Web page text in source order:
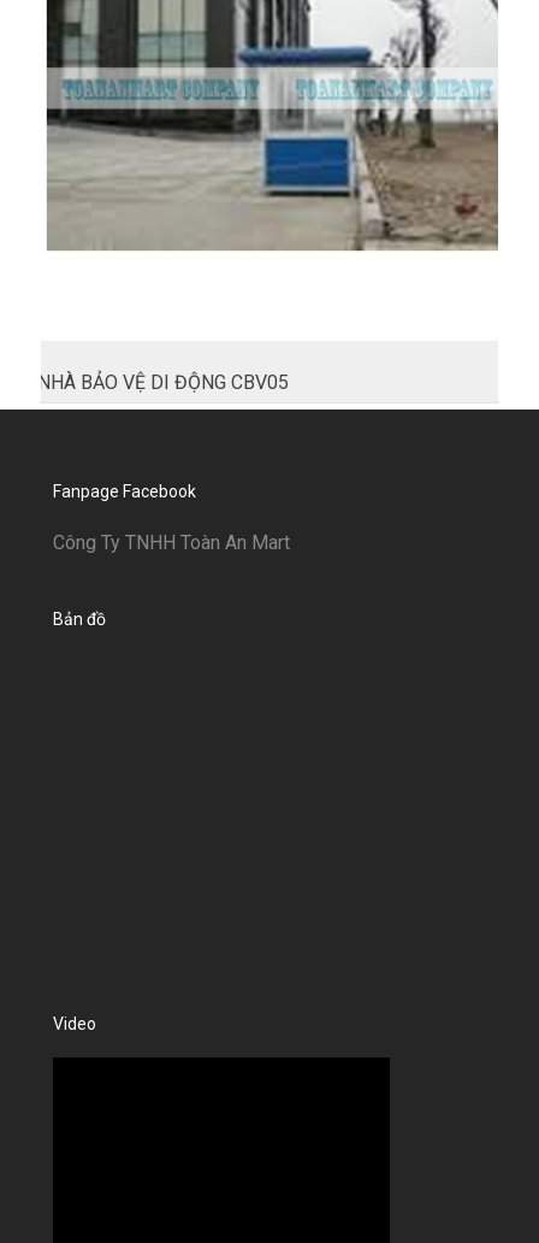
NHÀ BẢO VỆ DI ĐỘNG CBV05
Fanpage Facebook
Công Ty TNHH Toàn An Mart
Bản đồ
Video